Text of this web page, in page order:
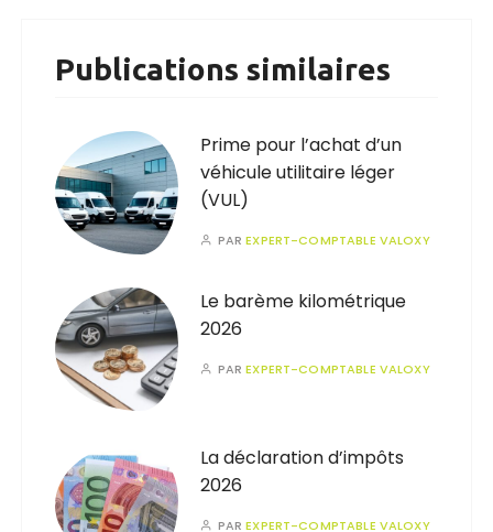
Publications similaires
Prime pour l’achat d’un
véhicule utilitaire léger
(VUL)
PAREXPERT-COMPTABLE VALOXY
Le barème kilométrique
2026
PAREXPERT-COMPTABLE VALOXY
La déclaration d’impôts
2026
PAREXPERT-COMPTABLE VALOXY